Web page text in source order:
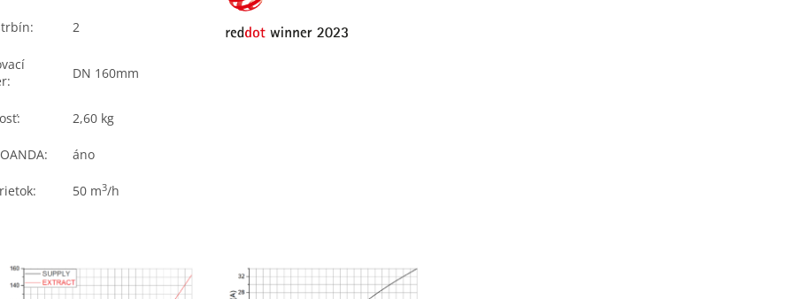
2
DN 160mm
2,60 kg
áno
50 m3/h